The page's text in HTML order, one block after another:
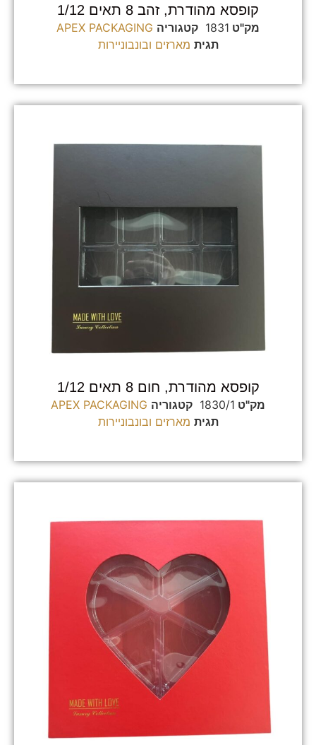
קופסא מהודרת, זהב 8 תאים 1/12
מק"ט 1831 קטגוריה APEX PACKAGING
תגית מארזים ובונבוניירות
קופסא מהודרת, חום 8 תאים 1/12
מק"ט 1830/1 קטגוריה APEX PACKAGING
תגית מארזים ובונבוניירות